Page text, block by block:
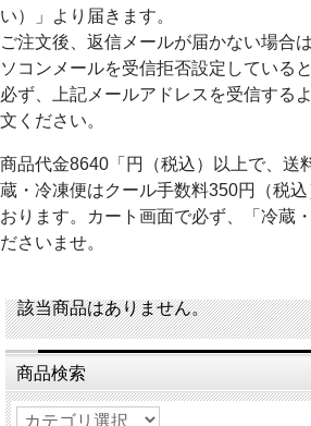
い）」より届きます。
ご注文後、返信メールが届かない場合
ソコンメールを受信拒否設定している
必ず、上記メールアドレスを受信する
文ください。
商品代金8640「円（税込）以上で、送
蔵・冷凍便はクール手数料350円（税
おります。カート画面で必ず、「冷蔵
ださいませ。
該当商品はありません。
商品検索